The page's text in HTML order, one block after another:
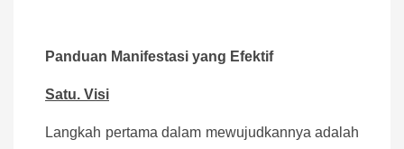
Panduan Manifestasi yang Efektif
Satu. Visi
Langkah pertama dalam mewujudkannya adalah